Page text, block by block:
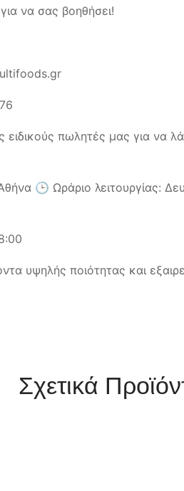
να σας βοηθήσει!
ειδικούς πωλητές μας για να
🕒 Ωράριο λειτουργίας:
υψηλής ποιότητας και
Σχετικά